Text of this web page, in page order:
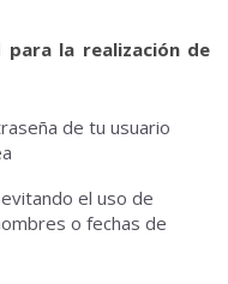
para la realización de
de tu usuario
el uso de
o fechas de